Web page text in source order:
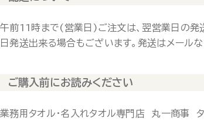
午前11時まで(営業日)ご注文は、翌営業日の発
日発送出来る場合もございます。発送はメール
ご購入前にお読みください
業務用タオル・名入れタオル専門店 丸一商事